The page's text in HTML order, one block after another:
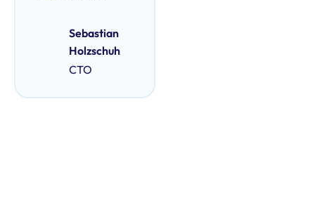
Sebastian
Holzschuh
CTO